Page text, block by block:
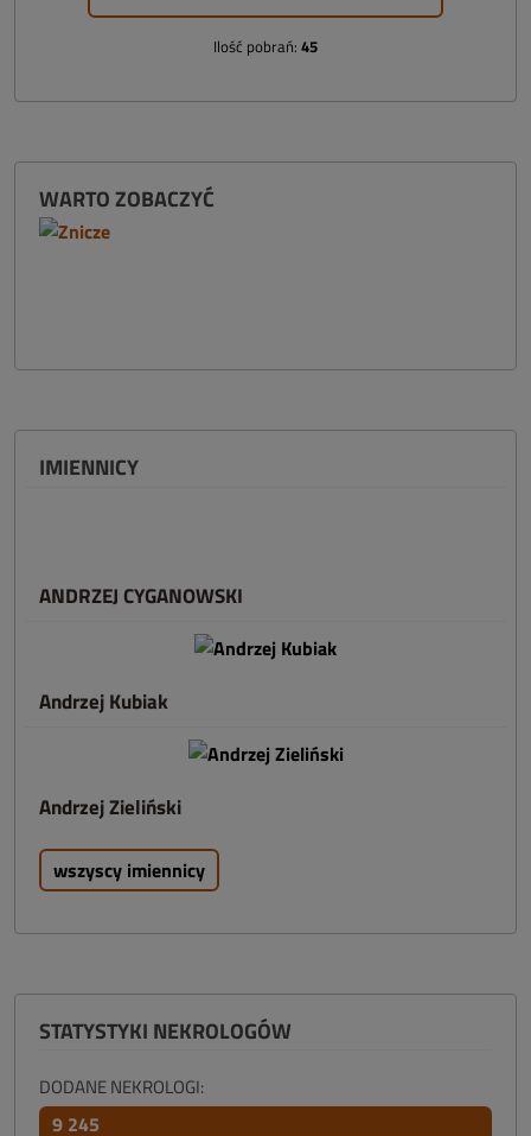
Ilość pobrań: 45
WARTO ZOBACZYĆ
IMIENNICY
ANDRZEJ CYGANOWSKI
Andrzej Kubiak
Andrzej Zieliński
wszyscy imiennicy
STATYSTYKI NEKROLOGÓW
DODANE NEKROLOGI:
9 245